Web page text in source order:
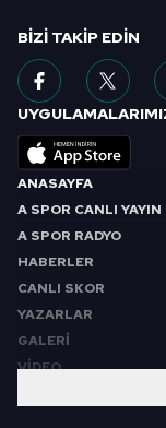
ANASAYFA
A SPOR CANLI YAYIN
A SPOR RADYO
HABERLER
CANLI SKOR
YAZARLAR
GALERİ
VİDEO
BIZI TAKIP EDIN